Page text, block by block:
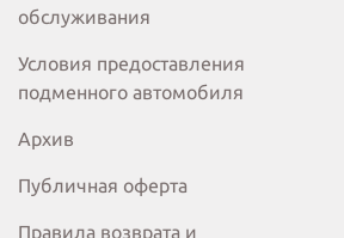
обслуживания
Условия предоставления
подменного автомобиля
Архив
Публичная оферта
Правила возврата и